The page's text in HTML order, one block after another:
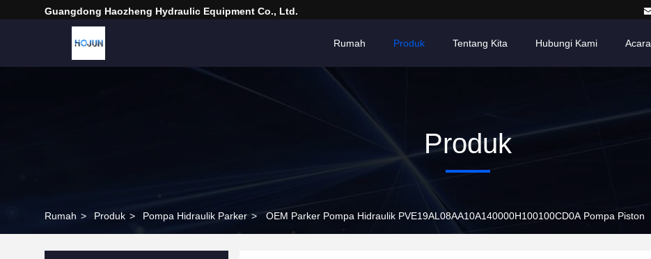
Guangdong Haozheng Hydraulic Equipment Co., Ltd.
Rumah Produk Tentang Kita Hubungi Kami Acara
Produk
Rumah > Produk > Pompa Hidraulik Parker > OEM Parker Pompa Hidraulik PVE19AL08AA10A140000H100100CD0A Pompa Piston